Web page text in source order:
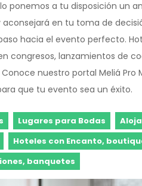
ponemos a tu disposición un
en tu toma de
hacia el evento perfecto.
congresos, lanzamientos de
nuestro portal Meliá Pro
que tu evento sea un éxito.
Lugares para Bodas
Hoteles con Encanto,
banquetes